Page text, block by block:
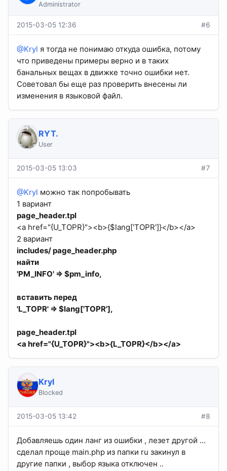
Administrator
2015-03-05 12:36 #6
@Kryl я тогда не понимаю откуда ошибка, потому
что приведены примеры верно и в таких
банальных вещах в движке точно ошибки нет.
Советовал бы еще раз проверить внесены ли
изменения в языковой файл.
RYT.
User
2015-03-05 13:03 #7
@Kryl можно так попробывать
1 вариант
page_header.tpl
<a href="{U_TOPR}"><b>{$lang['TOPR']}</b></a>
2 вариант
includes/ page_header.php
найти
'PM_INFO' => $pm_info,
вставить перед
'L_TOPR' => $lang['TOPR'],
page_header.tpl
<a href="{U_TOPR}"><b>{L_TOPR}</b></a>
Kryl
Blocked
2015-03-05 13:42 #8
Добавляешь один ланг из ошибки , лезет другой ...
сделал проще main.php из папки ru закинул в
другие папки , выбор языка отключен ..